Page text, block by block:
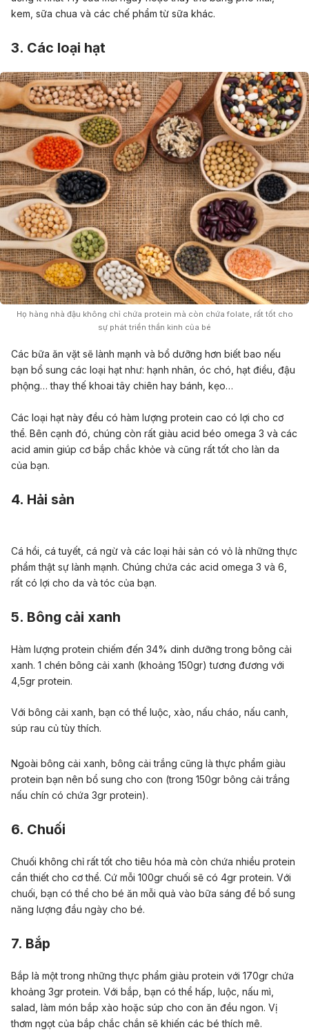
kem, sữa chua và các chế phẩm từ sữa khác.
3. Các loại hạt
Họ hàng nhà đậu không chỉ chứa protein mà còn chứa folate, rất tốt cho
sự phát triển thần kinh của bé
Các bữa ăn vặt sẽ lành mạnh và bổ dưỡng hơn biết bao nếu
bạn bổ sung các loại hạt như: hạnh nhân, óc chó, hạt điều, đậu
phộng… thay thế khoai tây chiên hay bánh, kẹo…
Các loại hạt này đều có hàm lượng protein cao có lợi cho cơ
thể. Bên cạnh đó, chúng còn rất giàu acid béo omega 3 và các
acid amin giúp cơ bắp chắc khỏe và cũng rất tốt cho làn da
của bạn.
4. Hải sản
Cá hồi, cá tuyết, cá ngừ và các loại hải sản có vỏ là những thực
phẩm thật sự lành mạnh. Chúng chứa các acid omega 3 và 6,
rất có lợi cho da và tóc của bạn.
5. Bông cải xanh
Hàm lượng protein chiếm đến 34% dinh dưỡng trong bông cải
xanh. 1 chén bông cải xanh (khoảng 150gr) tương đương với
4,5gr protein.
Với bông cải xanh, bạn có thể luộc, xào, nấu cháo, nấu canh,
súp rau củ tùy thích.
Ngoài bông cải xanh, bông cải trắng cũng là thực phẩm giàu
protein bạn nên bổ sung cho con (trong 150gr bông cải trắng
nấu chín có chứa 3gr protein).
6. Chuối
Chuối không chỉ rất tốt cho tiêu hóa mà còn chứa nhiều protein
cần thiết cho cơ thể. Cứ mỗi 100gr chuối sẽ có 4gr protein. Với
chuối, bạn có thể cho bé ăn mỗi quả vào bữa sáng để bổ sung
năng lượng đầu ngày cho bé.
7. Bắp
Bắp là một trong những thực phẩm giàu protein với 170gr chứa
khoảng 3gr protein. Với bắp, bạn có thể hấp, luộc, nấu mì,
salad, làm món bắp xào hoặc súp cho con ăn đều ngon. Vị
thơm ngọt của bắp chắc chắn sẽ khiến các bé thích mê.